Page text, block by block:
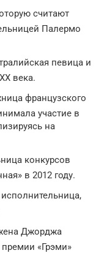
считают
Палермо
певица и
века.
французского
участие в
на
конкурсов
в 2012 году.
Джорджа
«Грэми»